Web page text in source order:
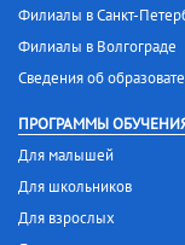
Филиалы в Санкт-
Филиалы в Волгограде
Сведения об
ПРОГРАММЫ
Для малышей
Для школьников
Для взрослых